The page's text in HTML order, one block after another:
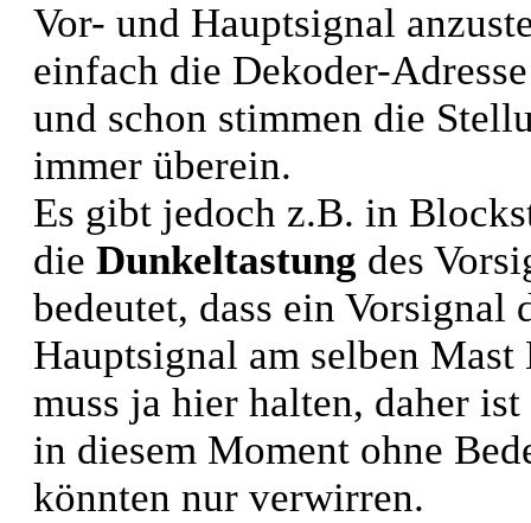
Vor- und Hauptsignal
einfach die Dekoder-
und schon stimmen die
immer überein.
Es gibt jedoch z.B. in
die Dunkeltastung des
bedeutet, dass ein
Hauptsignal am selben
muss ja hier halten, daher
in diesem Moment ohne
könnten nur verwirren.